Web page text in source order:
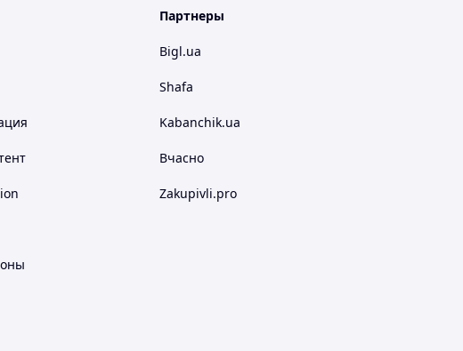
Партнеры
Bigl.ua
Shafa
Kabanchik.ua
Вчасно
Zakupivli.pro